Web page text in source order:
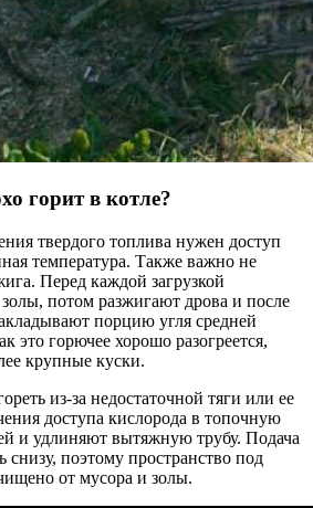
горит в котле?
твердого топлива нужен доступ
температура. Также важно не
Перед каждой загрузкой
потом разжигают дрова и после
порцию угля средней
это горючее хорошо разогреется,
крупные куски.
из-за недостаточной тяги или ее
доступа кислорода в топочную
и удлиняют вытяжную трубу. Подача
снизу, поэтому пространство под
от мусора и золы.